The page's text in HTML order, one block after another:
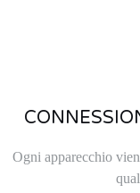
Ogni apparecchio